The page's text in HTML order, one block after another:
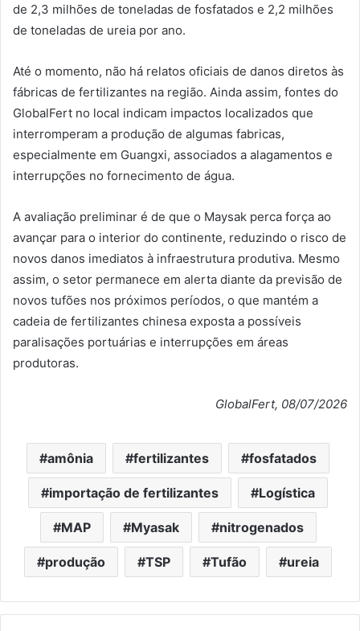
de 2,3 milhões de toneladas de fosfatados e 2,2 milhões
de toneladas de ureia por ano.
Até o momento, não há relatos oficiais de danos diretos às
fábricas de fertilizantes na região. Ainda assim, fontes do
GlobalFert no local indicam impactos localizados que
interromperam a produção de algumas fabricas,
especialmente em Guangxi, associados a alagamentos e
interrupções no fornecimento de água.
A avaliação preliminar é de que o Maysak perca força ao
avançar para o interior do continente, reduzindo o risco de
novos danos imediatos à infraestrutura produtiva. Mesmo
assim, o setor permanece em alerta diante da previsão de
novos tufões nos próximos períodos, o que mantém a
cadeia de fertilizantes chinesa exposta a possíveis
paralisações portuárias e interrupções em áreas
produtoras.
GlobalFert, 08/07/2026
amônia fertilizantes fosfatados
importação de fertilizantes Logística
MAP Myasak nitrogenados
produção TSP Tufão ureia